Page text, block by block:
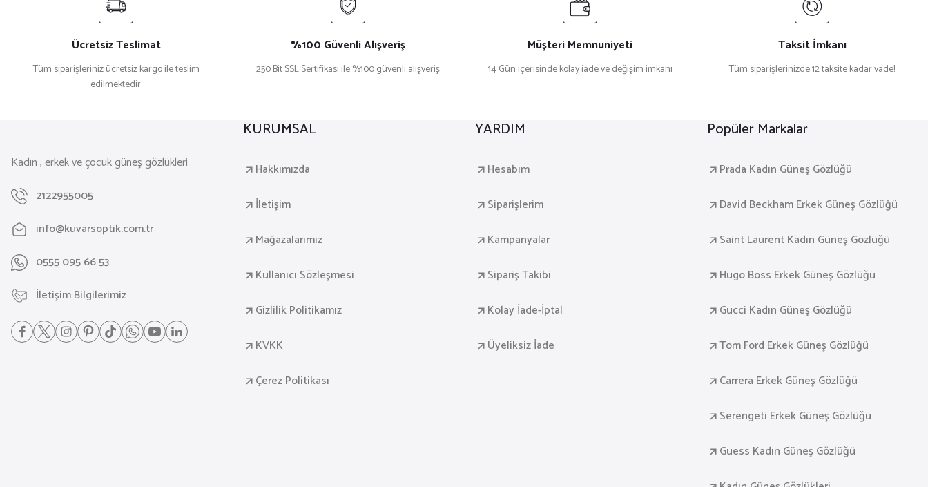
Ücretsiz Teslimat
Tüm siparişleriniz ücretsiz kargo ile teslim
edilmektedir.
%100 Güvenli Alışveriş
250 Bit SSL Sertifikası ile %100 güvenli alışveriş
Müşteri Memnuniyeti
14 Gün içerisinde kolay iade ve değişim imkanı
Taksit İmkanı
Tüm siparişlerinizde 12 taksite kadar vade!
Kadın , erkek ve çocuk güneş gözlükleri
2122955005
info@kuvarsoptik.com.tr
0555 095 66 53
İletişim Bilgilerimiz
KURUMSAL
Hakkımızda
İletişim
Mağazalarımız
Kullanıcı Sözleşmesi
Gizlilik Politikamız
KVKK
Çerez Politikası
YARDIM
Hesabım
Siparişlerim
Kampanyalar
Sipariş Takibi
Kolay İade-İptal
Üyeliksiz İade
Popüler Markalar
Prada Kadın Güneş Gözlüğü
David Beckham Erkek Güneş Gözlüğü
Saint Laurent Kadın Güneş Gözlüğü
Hugo Boss Erkek Güneş Gözlüğü
Gucci Kadın Güneş Gözlüğü
Tom Ford Erkek Güneş Gözlüğü
Carrera Erkek Güneş Gözlüğü
Serengeti Erkek Güneş Gözlüğü
Guess Kadın Güneş Gözlüğü